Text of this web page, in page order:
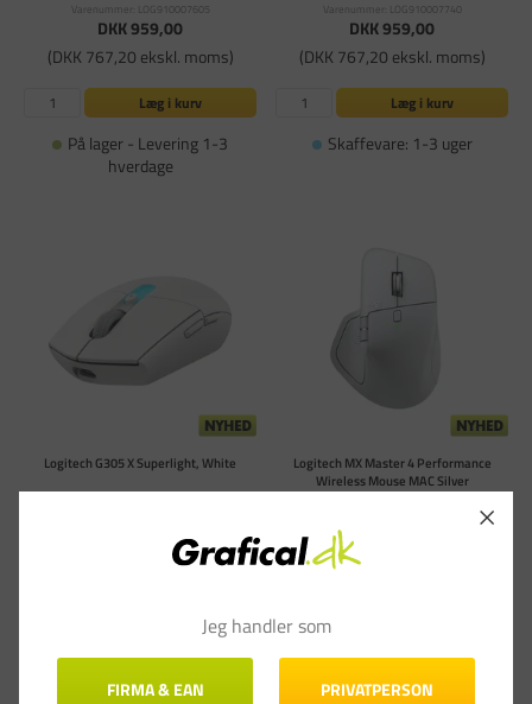
Varenummer: LOG910007605
DKK 959,00
(DKK 767,20 ekskl. moms)
Læg i kurv
På lager - Levering 1-3
hverdage
Varenummer: LOG910007740
DKK 959,00
(DKK 767,20 ekskl. moms)
Læg i kurv
Skaffevare: 1-3 uger
Logitech G305 X Superlight, White
(DKK 767,20 ekskl. moms)
Skaffevare: 1-3 uger
Logitech MX Master 4 Performance
Wireless Mouse MAC Silver
(DKK 1.239,20 ekskl. moms)
På lager - Levering 1-3
hverdage
Jeg handler som
FIRMA & EAN PRIVATPERSON